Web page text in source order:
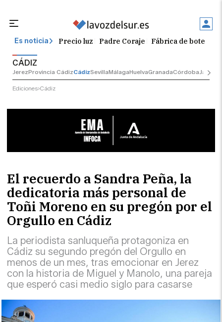
Es noticia Precio luz Padre Coraje Fábrica de botellas
CÁDIZ
JerezProvincia CádizCádizSevillaMálagaHuelvaGranadaCórdobaJaén
Ediciones Cádiz
El recuerdo a Sandra Peña, la
dedicatoria más personal de
Toñi Moreno en su pregón por el
Orgullo en Cádiz
La periodista sanluqueña protagoniza en
Cádiz su segundo pregón del Orgullo en
menos de un mes, tras emocionar en Jerez
con la historia de Miguel y Manolo, una pareja
que esperó casi medio siglo para casarse